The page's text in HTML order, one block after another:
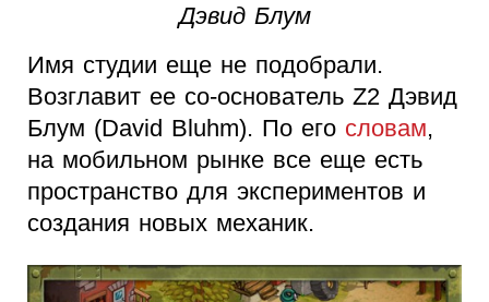
Дэвид Блум
Имя студии еще не подобрали.
Возглавит ее со-основатель Z2 Дэвид
Блум (David Bluhm). По его словам,
на мобильном рынке все еще есть
пространство для экспериментов и
создания новых механик.